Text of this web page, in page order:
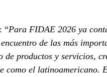
“Para FIDAE 2026 ya
de las más
de productos y servicios,
como el latinoamericano.